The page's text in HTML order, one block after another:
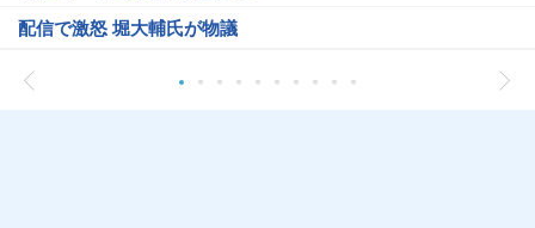
配信で激怒 堀大輔氏が物議